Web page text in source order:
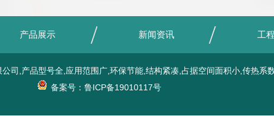
产品展示 新闻资讯 工
司,产品型号全,应用范围广,环保节能,结构紧凑,占据空间面积小,传热系
备案号：鲁ICP备19010117号